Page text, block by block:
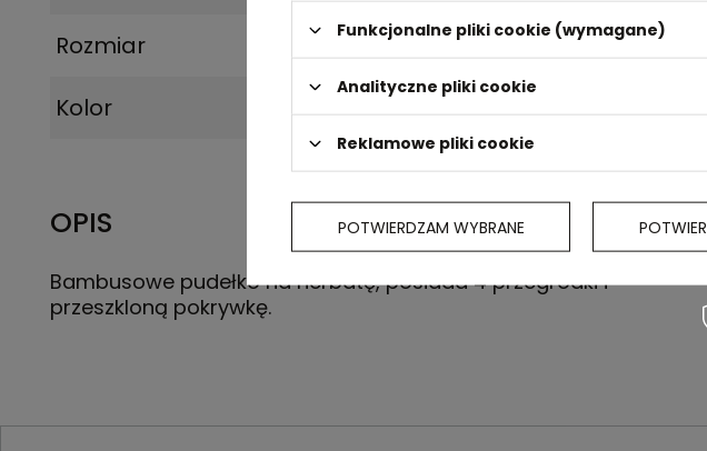
Rozmiar
15 x 15 x 8,4 cm
Kolor
OPIS
Bambusowe pudełko na herbatę, posiada 4 przegródki i
przeszkloną pokrywkę.
Funkcjonalne pliki cookie (wymagane)
Analityczne pliki cookie
Reklamowe pliki cookie
POTWIERDZAM WYBRANE